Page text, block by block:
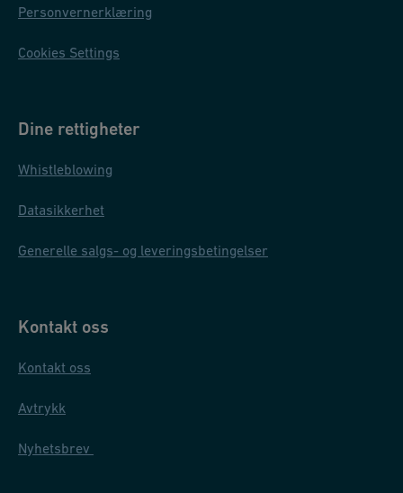
Personvernerklæring
Cookies Settings
Dine rettigheter
Whistleblowing
Datasikkerhet
Generelle salgs- og leveringsbetingelser
Kontakt oss
Kontakt oss
Avtrykk
Nyhetsbrev